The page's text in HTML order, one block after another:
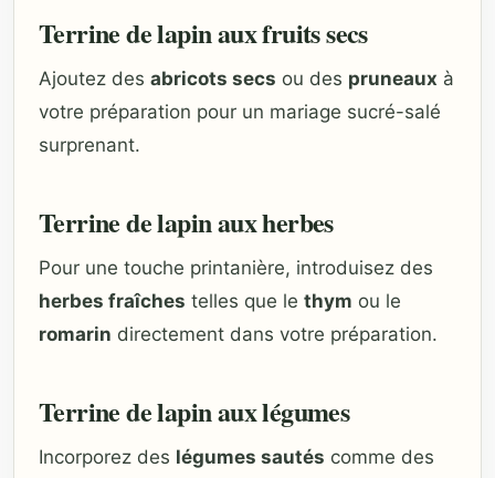
Terrine de lapin aux fruits secs
Ajoutez des abricots secs ou des pruneaux à
votre préparation pour un mariage sucré-salé
surprenant.
Terrine de lapin aux herbes
Pour une touche printanière, introduisez des
herbes fraîches telles que le thym ou le
romarin directement dans votre préparation.
Terrine de lapin aux légumes
Incorporez des légumes sautés comme des